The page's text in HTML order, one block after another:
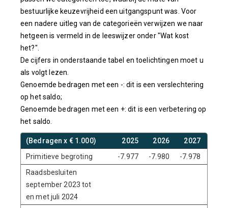
bestuurlijke keuzevrijheid een uitgangspunt was. Voor
een nadere uitleg van de categorieën verwijzen we naar
hetgeen is vermeld in de leeswijzer onder "Wat kost
het?".
De cijfers in onderstaande tabel en toelichtingen moet u
als volgt lezen.
Genoemde bedragen met een -: dit is een verslechtering
op het saldo;
Genoemde bedragen met een +: dit is een verbetering op
het saldo.
(Bedragen x € 1.000) 2025 2026 2027
Primitieve begroting
-7.977 -7.980 -7.978
Raadsbesluiten
september 2023 tot
en met juli 2024